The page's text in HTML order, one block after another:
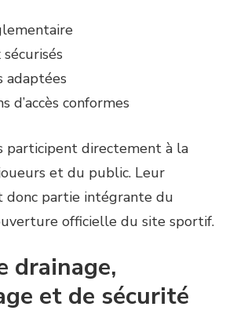
adaptées
d’accès conformes
participent directement à la
et du public. Leur
donc partie intégrante du
officielle du site sportif.
drainage,
et de sécurité